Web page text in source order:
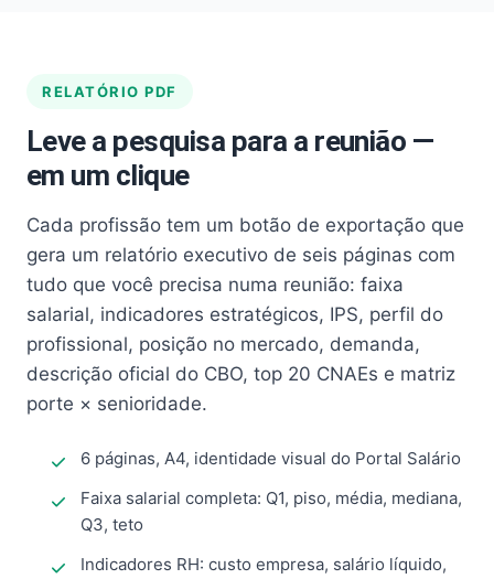
RELATÓRIO PDF
Leve a pesquisa para a reunião —
em um clique
Cada profissão tem um botão de exportação que
gera um relatório executivo de seis páginas com
tudo que você precisa numa reunião: faixa
salarial, indicadores estratégicos, IPS, perfil do
profissional, posição no mercado, demanda,
descrição oficial do CBO, top 20 CNAEs e matriz
porte × senioridade.
6 páginas, A4, identidade visual do Portal Salário
Faixa salarial completa: Q1, piso, média, mediana,
Q3, teto
Indicadores RH: custo empresa, salário líquido,